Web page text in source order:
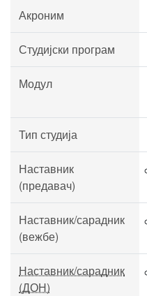
Акроним
Студијски програм
Модул
Тип студија
Наставник
(предавач)
Наставник/сарадник
(вежбе)
Наставник/сарадник
(ДОН)